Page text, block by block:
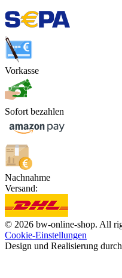
Vorkasse
Sofort bezahlen
Nachnahme
Versand:
© 2026 bw-online-shop. All
Cookie-Einstellungen
Design und Realisierung durch